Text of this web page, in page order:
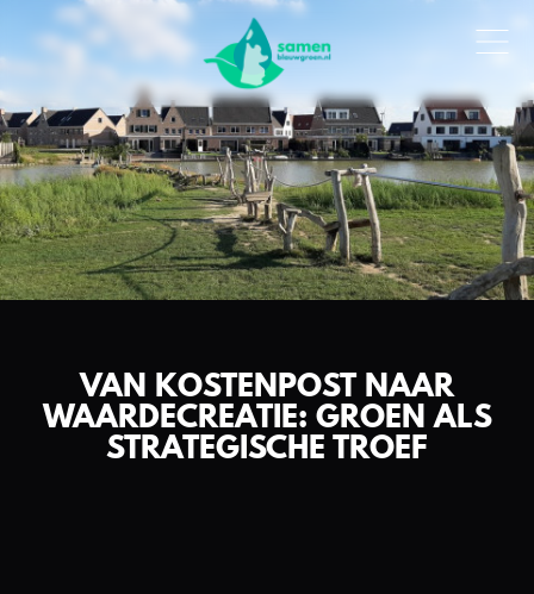
VAN KOSTENPOST NAAR
WAARDECREATIE: GROEN ALS
STRATEGISCHE TROEF